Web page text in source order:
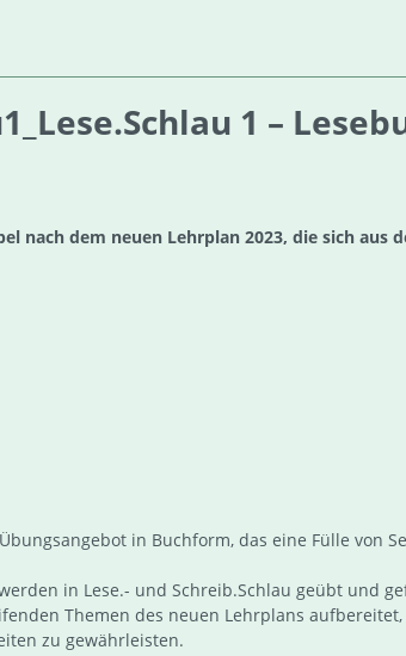
1 –
nach dem neuen Lehrplan 2023, die sich aus
in Buchform, das eine Fülle
in Lese.- und Schreib.Schlau geübt und
Themen des neuen Lehrplans
zu gewährleisten.